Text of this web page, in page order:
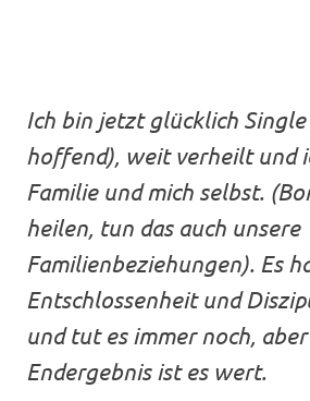
Ich bin jetzt glücklich
hoffend), weit verheilt und
Familie und mich selbst.
heilen, tun das auch unsere
Familienbeziehungen). Es
Entschlossenheit und
und tut es immer noch, aber
Endergebnis ist es wert.